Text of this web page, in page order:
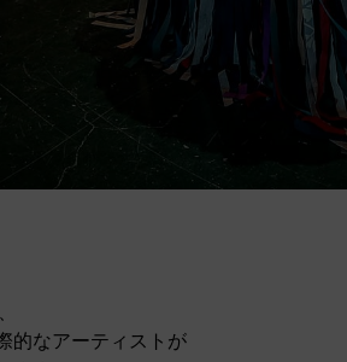
的なアーティストが